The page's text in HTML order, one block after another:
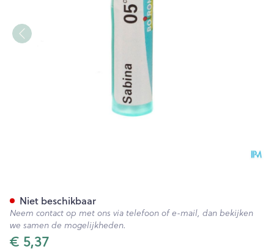
€ 5,37
Niet beschikbaar
Neem contact op met ons via telefoon of e-mail, dan bekijken
we samen de mogelijkheden.